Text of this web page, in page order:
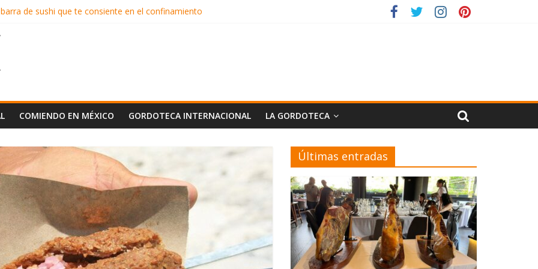
de sushi que te consiente en el confinamiento
en CDMX
en Los Rifados
pluriculturales
COMIENDO EN MÉXICO GORDOTECA INTERNACIONAL LA GORDOTECA
Últimas entradas